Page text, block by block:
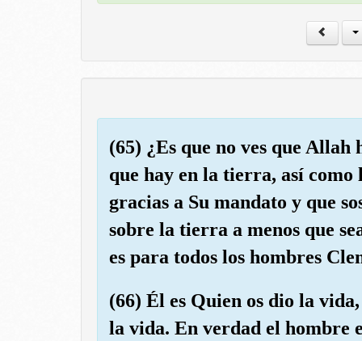
(65) ¿Es que no ves que
que hay en la tierra, así
gracias a Su mandato y que
sobre la tierra a menos que
es para todos los hombres
(66) Él es Quien os dio la
la vida. En verdad el hombre